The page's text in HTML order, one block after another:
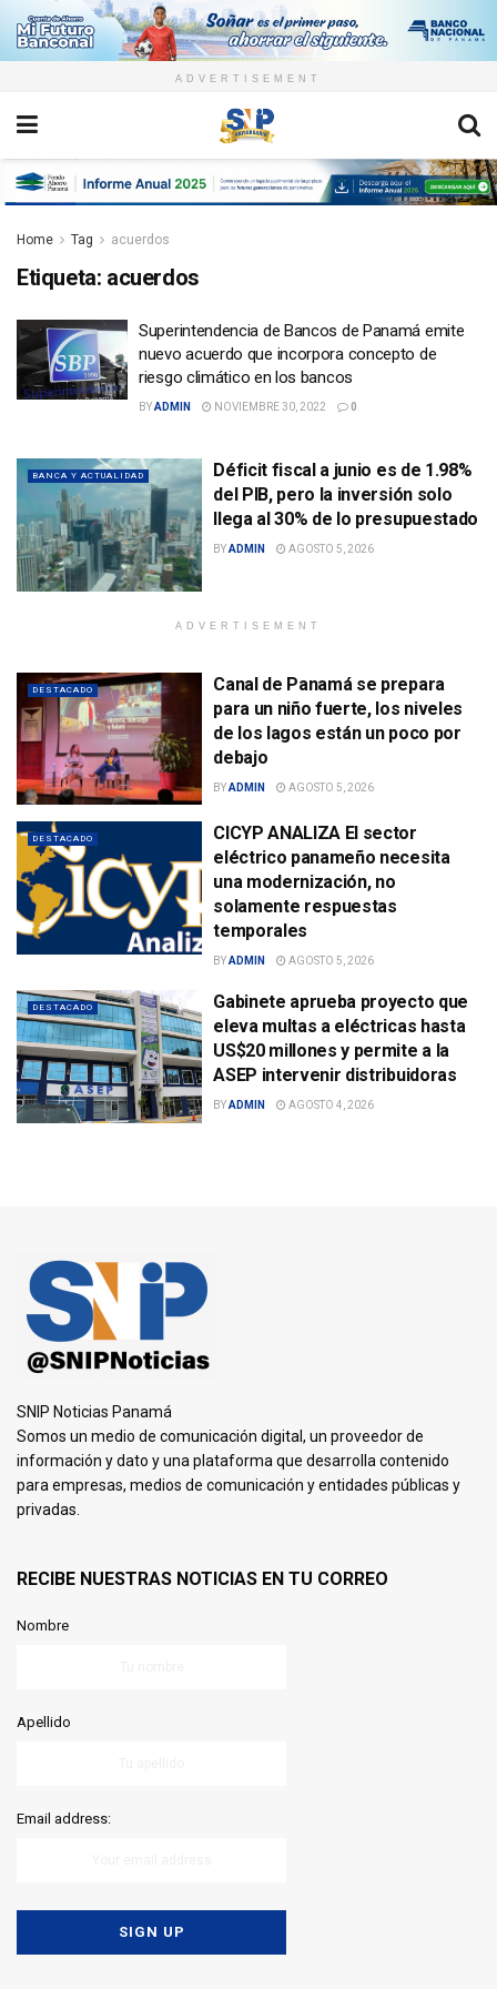
ADVERTISEMENT
Home Tag acuerdos
Etiqueta: acuerdos
Superintendencia de Bancos de Panamá emite
nuevo acuerdo que incorpora concepto de
riesgo climático en los bancos
BYADMIN NOVIEMBRE 30, 2022 0
BANCA Y ACTUALIDAD
Déficit fiscal a junio es de 1.98%
del PIB, pero la inversión solo
llega al 30% de lo presupuestado
BYADMIN AGOSTO 5, 2026
ADVERTISEMENT
DESTACADO
Canal de Panamá se prepara
para un niño fuerte, los niveles
de los lagos están un poco por
debajo
BYADMIN AGOSTO 5, 2026
DESTACADO
CICYP ANALIZA El sector
eléctrico panameño necesita
una modernización, no
solamente respuestas
temporales
BYADMIN AGOSTO 5, 2026
DESTACADO
Gabinete aprueba proyecto que
eleva multas a eléctricas hasta
US$20 millones y permite a la
ASEP intervenir distribuidoras
BYADMIN AGOSTO 4, 2026
SNIP Noticias Panamá
Somos un medio de comunicación digital, un proveedor de
información y dato y una plataforma que desarrolla contenido
para empresas, medios de comunicación y entidades públicas y
privadas.
RECIBE NUESTRAS NOTICIAS EN TU CORREO
Nombre
Apellido
Email address: